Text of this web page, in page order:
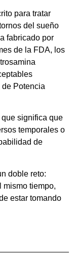
para tratar
del sueño
fabricado por
de la FDA, los
Potencia
que significa que
temporales o
de
doble reto:
mismo tiempo,
estar tomando